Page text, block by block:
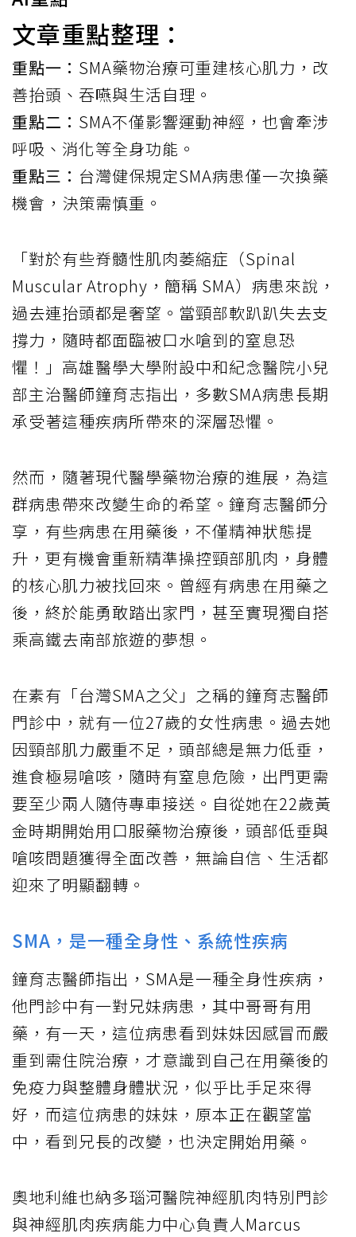
文章重點整理：
重點一： SMA藥物治療可重建核心肌力，改
善抬頭、吞嚥與生活自理。
重點二： SMA不僅影響運動神經，也會牽涉
呼吸、消化等全身功能。
重點三： 台灣健保規定SMA病患僅一次換藥
機會，決策需慎重。
「對於有些脊髓性肌肉萎縮症（Spinal
Muscular Atrophy，簡稱 SMA）病患來說，
過去連抬頭都是奢望。當頸部軟趴趴失去支
撐力，隨時都面臨被口水嗆到的窒息恐
懼！」高雄醫學大學附設中和紀念醫院小兒
部主治醫師鐘育志指出，多數SMA病患長期
承受著這種疾病所帶來的深層恐懼。
然而，隨著現代醫學藥物治療的進展，為這
群病患帶來改變生命的希望。鐘育志醫師分
享，有些病患在用藥後，不僅精神狀態提
升，更有機會重新精準操控頸部肌肉，身體
的核心肌力被找回來。曾經有病患在用藥之
後，終於能勇敢踏出家門，甚至實現獨自搭
乘高鐵去南部旅遊的夢想。
在素有「台灣SMA之父」之稱的鐘育志醫師
門診中，就有一位27歲的女性病患。過去她
因頸部肌力嚴重不足，頭部總是無力低垂，
進食極易嗆咳，隨時有窒息危險，出門更需
要至少兩人隨侍專車接送。自從她在22歲黃
金時期開始用口服藥物治療後，頭部低垂與
嗆咳問題獲得全面改善，無論自信、生活都
迎來了明顯翻轉。
SMA，是一種全身性、系統性疾病
鐘育志醫師指出，SMA是一種全身性疾病，
他門診中有一對兄妹病患，其中哥哥有用
藥，有一天，這位病患看到妹妹因感冒而嚴
重到需住院治療，才意識到自己在用藥後的
免疫力與整體身體狀況，似乎比手足來得
好，而這位病患的妹妹，原本正在觀望當
中，看到兄長的改變，也決定開始用藥。
奧地利維也納多瑙河醫院神經肌肉特別門診
與神經肌肉疾病能力中心負責人Marcus